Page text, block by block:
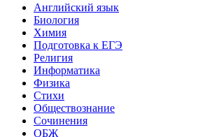
Английский язык
Биология
Химия
Подготовка к ЕГЭ
Религия
Информатика
Физика
Стихи
Обществознание
Сочинения
ОБЖ